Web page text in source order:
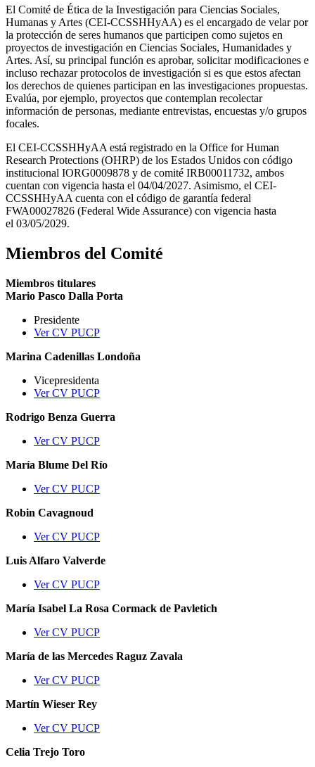
El Comité de Ética de la Investigación para Ciencias Sociales,
Humanas y Artes (CEI-CCSSHHyAA) es el encargado de velar por
la protección de seres humanos que participen como sujetos en
proyectos de investigación en Ciencias Sociales, Humanidades y
Artes. Así, su principal función es aprobar, solicitar modificaciones e
incluso rechazar protocolos de investigación si es que estos afectan
los derechos de quienes participan en las investigaciones propuestas.
Evalúa, por ejemplo, proyectos que contemplan recolectar
información de personas, mediante entrevistas, encuestas y/o grupos
focales.
El CEI-CCSSHHyAA está registrado en la Office for Human
Research Protections (OHRP) de los Estados Unidos con código
institucional IORG0009878 y de comité IRB00011732, ambos
cuentan con vigencia hasta el 04/04/2027. Asimismo, el CEI-
CCSSHHyAA cuenta con el código de garantía federal
FWA00027826 (Federal Wide Assurance) con vigencia hasta
el 03/05/2029.
Miembros del Comité
Miembros titulares
Mario Pasco Dalla Porta
Presidente
Ver CV PUCP
Marina Cadenillas Londoña
Vicepresidenta
Ver CV PUCP
Rodrigo Benza Guerra
Ver CV PUCP
María Blume Del Río
Ver CV PUCP
Robin Cavagnoud
Ver CV PUCP
Luis Alfaro Valverde
Ver CV PUCP
María Isabel La Rosa Cormack de Pavletich
Ver CV PUCP
María de las Mercedes Raguz Zavala
Ver CV PUCP
Martín Wieser Rey
Ver CV PUCP
Celia Trejo Toro